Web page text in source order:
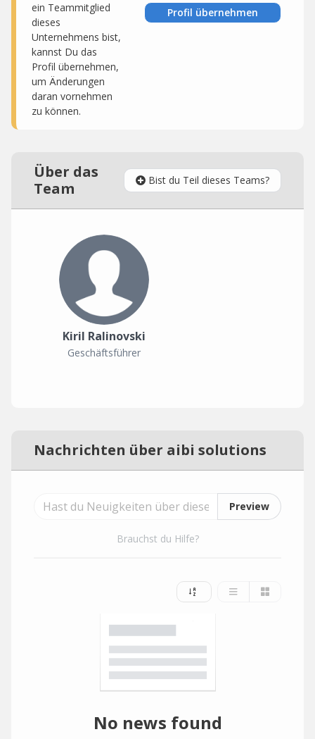
ein Teammitglied
dieses
Unternehmens bist,
kannst Du das
Profil übernehmen,
um Änderungen
daran vornehmen
zu können.
Profil übernehmen
Über das
Team
Bist du Teil dieses Teams?
Kiril Ralinovski
Geschäftsführer
Nachrichten über aibi solutions
Preview
Brauchst du Hilfe?
No news found